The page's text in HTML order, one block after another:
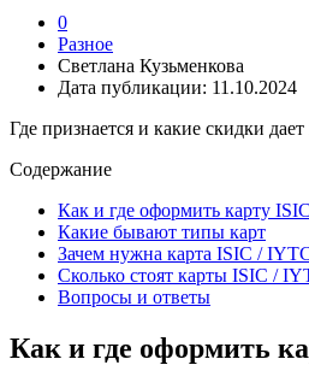
0
Разное
Светлана Кузьменкова
Дата публикации: 11.10.2024
Где признается и какие скидки
Содержание
Как и где оформить карту
Какие бывают типы карт
Зачем нужна карта ISIC /
Сколько стоят карты ISIC /
Вопросы и ответы
Как и где оформить